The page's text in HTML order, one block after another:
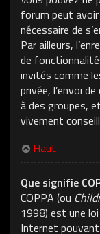
forum peut
nécessaire de
Par ailleurs,
de
invités comme
privée, l’envoi
à des groupes,
vivement
Haut
Que signifie
COPPA (ou
1998) est une
Internet